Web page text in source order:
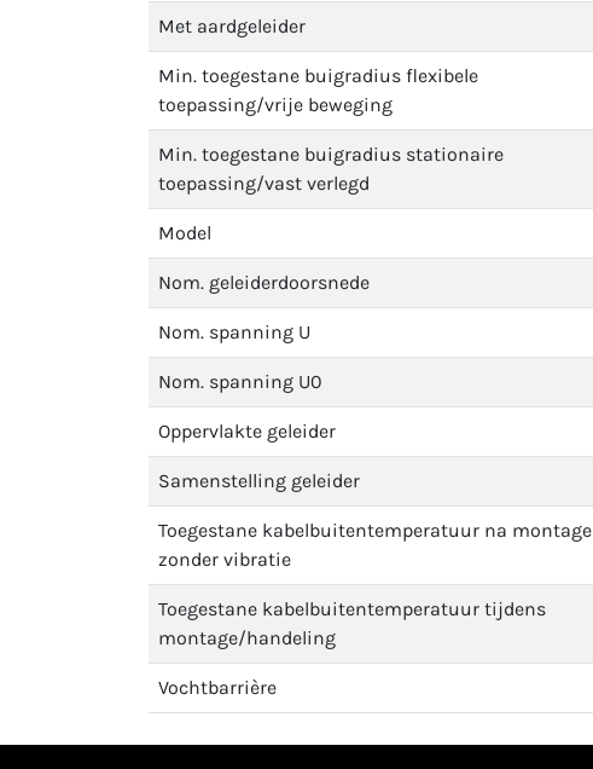
Met aardgeleider
Min. toegestane buigradius flexibele
toepassing/vrije beweging
Min. toegestane buigradius stationaire
toepassing/vast verlegd
Model
Nom. geleiderdoorsnede
Nom. spanning U
Nom. spanning U0
Oppervlakte geleider
Samenstelling geleider
Toegestane kabelbuitentemperatuur na montage
zonder vibratie
Toegestane kabelbuitentemperatuur tijdens
montage/handeling
Vochtbarrière